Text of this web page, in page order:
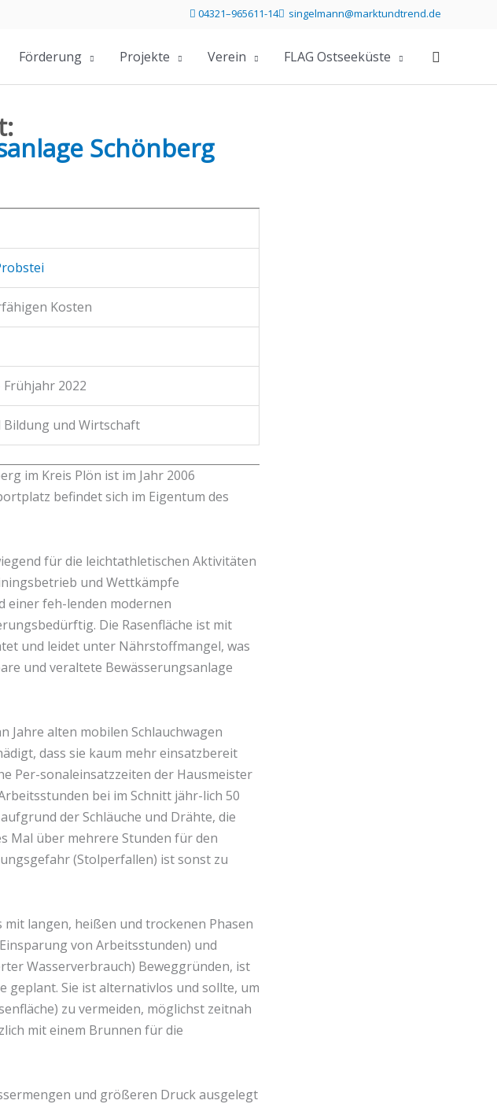
Telefonummer 04321 96561114 direkt anrufen
04321–965611-14Mailprogramm öffnen und Mail an
singelmann@marktundtrend.de
Förderung Projekte Verein FLAG Ostseeküste
Schönberg
Kosten
2022
und Wirtschaft
im Kreis Plön ist im Jahr 2006
befindet sich im Eigentum des
für die leichtathletischen Aktivitäten
und Wettkämpfe
einer feh-lenden modernen
Die Rasenfläche ist mit
und leidet unter Nährstoffmangel, was
und veraltete Bewässerungsanlage
Jahre alten mobilen Schlauchwagen
dass sie kaum mehr einsatzbereit
Per-sonaleinsatzzeiten der Hausmeister
bei im Schnitt jähr-lich 50
der Schläuche und Drähte, die
Mal über mehrere Stunden für den
(Stolperfallen) ist sonst zu
langen, heißen und trockenen Phasen
von Arbeitsstunden) und
Wasserverbrauch) Beweggründen, ist
Sie ist alternativlos und sollte, um
zu vermeiden, möglichst zeitnah
mit einem Brunnen für die
und größeren Druck ausgelegt